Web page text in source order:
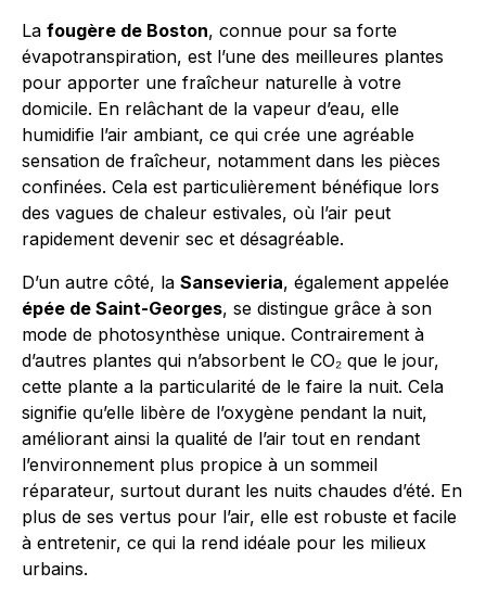
La fougère de Boston, connue pour sa forte
évapotranspiration, est l’une des meilleures plantes
pour apporter une fraîcheur naturelle à votre
domicile. En relâchant de la vapeur d’eau, elle
humidifie l’air ambiant, ce qui crée une agréable
sensation de fraîcheur, notamment dans les pièces
confinées. Cela est particulièrement bénéfique lors
des vagues de chaleur estivales, où l’air peut
rapidement devenir sec et désagréable.
D’un autre côté, la Sansevieria, également appelée
épée de Saint-Georges, se distingue grâce à son
mode de photosynthèse unique. Contrairement à
d’autres plantes qui n’absorbent le CO₂ que le jour,
cette plante a la particularité de le faire la nuit. Cela
signifie qu’elle libère de l’oxygène pendant la nuit,
améliorant ainsi la qualité de l’air tout en rendant
l’environnement plus propice à un sommeil
réparateur, surtout durant les nuits chaudes d’été. En
plus de ses vertus pour l’air, elle est robuste et facile
à entretenir, ce qui la rend idéale pour les milieux
urbains.